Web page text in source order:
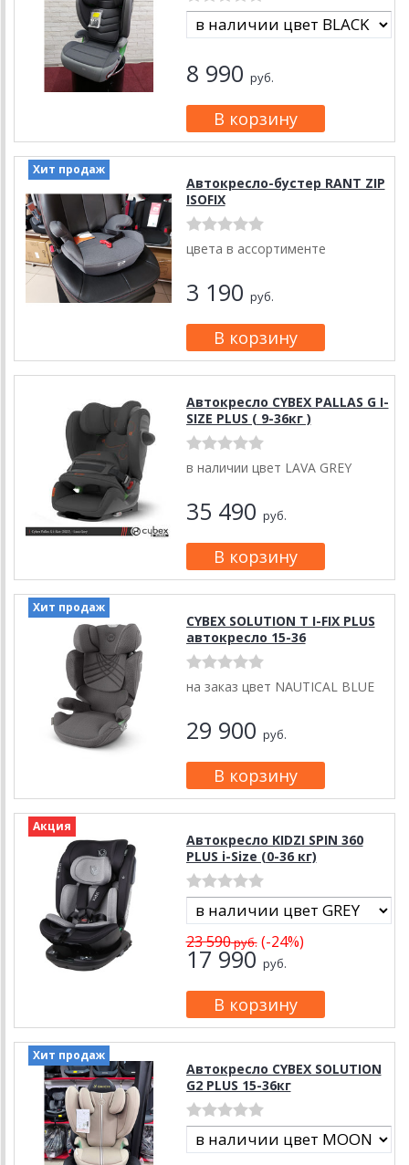
8 990 руб.
Хит продаж
Автокресло-бустер RANT ZIP
ISOFIX
цвета в ассортименте
3 190 руб.
Автокресло CYBEX PALLAS G I-
SIZE PLUS ( 9-36кг )
в наличии цвет LAVA GREY
35 490 руб.
Хит продаж
CYBEX SOLUTION T I-FIX PLUS
автокресло 15-36
на заказ цвет NAUTICAL BLUE
29 900 руб.
Акция
Автокресло KIDZI SPIN 360
PLUS i-Size (0-36 кг)
23 590руб.(-24%)
17 990руб.
Хит продаж
Автокресло CYBEX SOLUTION
G2 PLUS 15-36кг